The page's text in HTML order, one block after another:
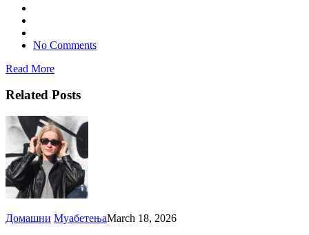
No Comments
Read More
Related Posts
Домашни МуабетењаMarch 18, 2026